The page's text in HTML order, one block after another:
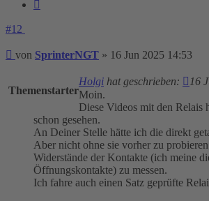
#12
Beitrag
von SprinterNGT » 16 Jun 2025 14:53
Themenstarter
Holgi hat geschrieben:
16
Moin.
Diese Videos mit den Relais
schon gesehen.
An Deiner Stelle hätte ich die direkt
Aber nicht ohne sie vorher zu
Widerstände der Kontakte (ich meine
Öffnungskontakte) zu messen.
Ich fahre auch einen Satz geprüfte